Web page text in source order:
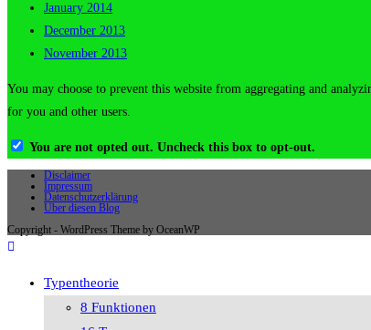
January 2014
December 2013
November 2013
You may choose to prevent this website from aggregating and
for you and other users.
You are not opted out. Uncheck this box to opt-out.
Disclaimer
Impressum
Datenschutzerklärung
Über diesen Blog
Copyright - WordPress Theme by OceanWP
Typentheorie
8 Funktionen